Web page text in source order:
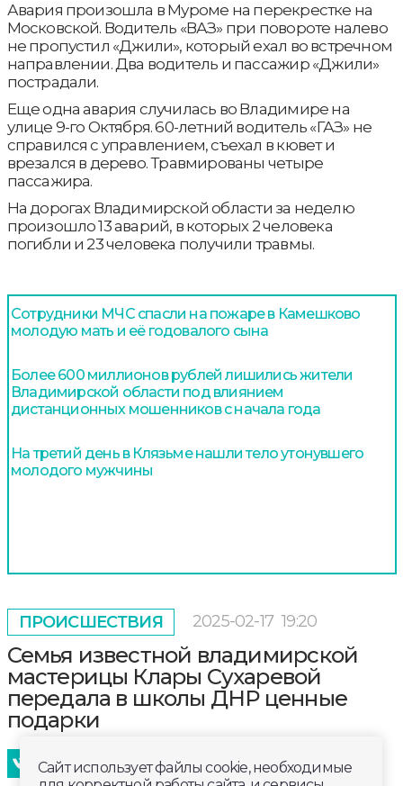
Авария произошла в Муроме на перекрестке на
Московской. Водитель «ВАЗ» при повороте налево
не пропустил «Джили», который ехал во встречном
направлении. Два водитель и пассажир «Джили»
пострадали.
Еще одна авария случилась во Владимире на
улице 9-го Октября. 60-летний водитель «ГАЗ» не
справился с управлением, съехал в кювет и
врезался в дерево. Травмированы четыре
пассажира.
На дорогах Владимирской области за неделю
произошло 13 аварий, в которых 2 человека
погибли и 23 человека получили травмы.
Сотрудники МЧС спасли на пожаре в Камешково
молодую мать и её годовалого сына
Более 600 миллионов рублей лишились жители
Владимирской области под влиянием
дистанционных мошенников с начала года
На третий день в Клязьме нашли тело утонувшего
молодого мужчины
ПРОИСШЕСТВИЯ 2025-02-17 19:20
Семья известной владимирской
мастерицы Клары Сухаревой
передала в школы ДНР ценные
подарки
Сайт использует файлы cookie, необходимые